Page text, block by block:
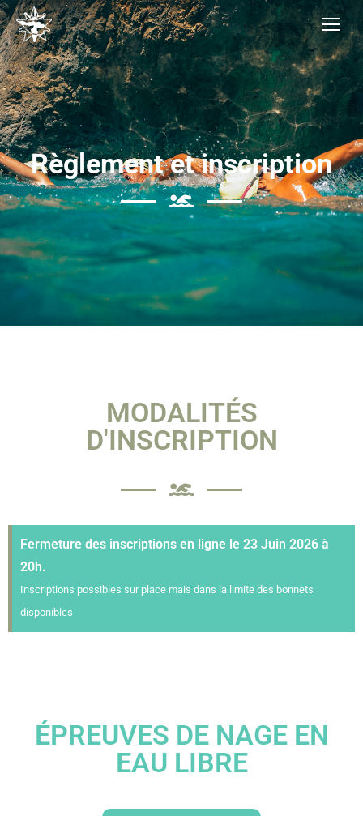
Règlement et inscription
MODALITÉS
D'INSCRIPTION
Fermeture des inscriptions en ligne le 23 Juin 2026 à
20h.
Inscriptions possibles sur place mais dans la limite des bonnets
disponibles
ÉPREUVES DE NAGE EN
EAU LIBRE